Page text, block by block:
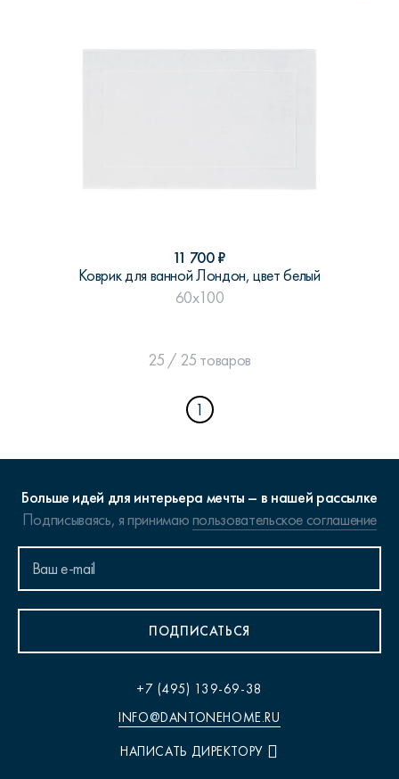
11 700₽
Коврик для ванной Лондон, цвет белый
60x100
25 / 25 товаров
1
Больше идей для интерьера мечты – в нашей рассылке
Подписываясь, я принимаюпользовательское соглашение
ПОДПИСАТЬСЯ
+7 (495) 139-69-38
INFO@DANTONEHOME.RU
НАПИСАТЬ ДИРЕКТОРУ